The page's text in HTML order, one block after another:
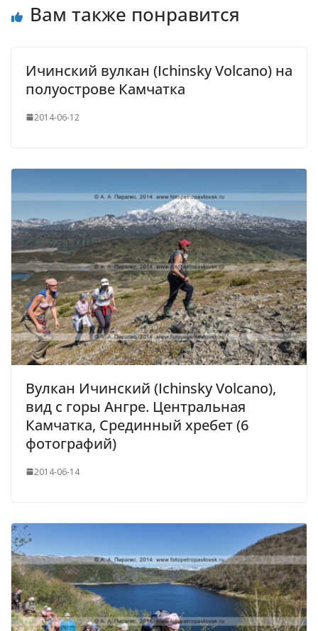
Вам также понравится
Ичинский вулкан (Ichinsky Volcano) на
полуострове Камчатка
2014-06-12
Вулкан Ичинский (Ichinsky Volcano),
вид с горы Ангре. Центральная
Камчатка, Срединный хребет (6
фотографий)
2014-06-14